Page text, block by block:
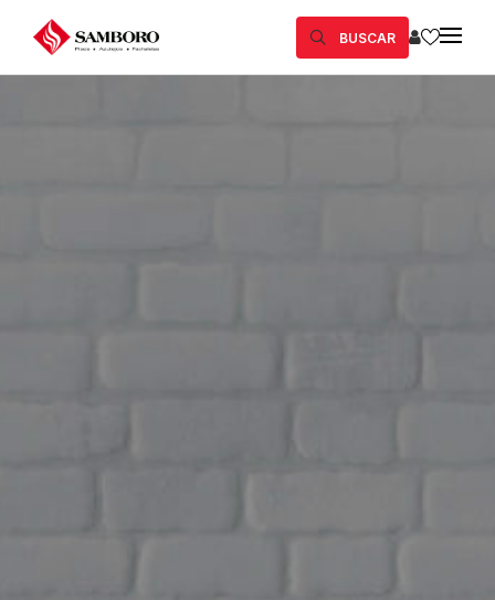
BUSCAR